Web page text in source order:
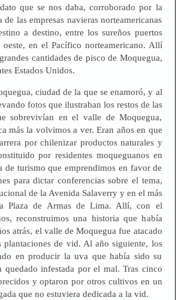
que se nos daba, corroborado por la
las empresas navieras norteamericanas
a destino, entre los sureños puertos
en el Pacífico norteamericano. Allí
cantidades de pisco de Moquegua,
Estados Unidos.
ciudad de la que se enamoró, y al
fotos que ilustraban los restos de las
sobrevivían en el valle de Moquegua,
más la volvimos a ver. Eran años en que
por chilenizar productos naturales y
por residentes moqueguanos en
turismo que emprendimos en favor de
para dictar conferencias sobre el tema,
de la Avenida Salaverry y en el más
Plaza de Armas de Lima. Allí, con el
reconstruimos una historia que había
atrás, el valle de Moquegua fue atacado
de vid. Al año siguiente, los
en producir la uva que había sido su
infestada por el mal. Tras cinco
y optaron por otros cultivos en un
que no estuviera dedicada a la vid.